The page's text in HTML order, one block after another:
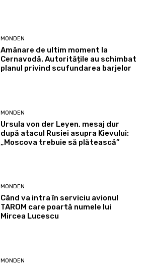
MONDEN
Amânare de ultim moment la
Cernavodă. Autoritățile au schimbat
planul privind scufundarea barjelor
MONDEN
Ursula von der Leyen, mesaj dur
după atacul Rusiei asupra Kievului:
„Moscova trebuie să plătească”
MONDEN
Când va intra în serviciu avionul
TAROM care poartă numele lui
Mircea Lucescu
MONDEN